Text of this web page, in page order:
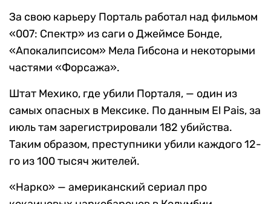
За свою карьеру Порталь работал над фильмом
«007: Спектр» из саги о Джеймсе Бонде,
«Апокалипсисом» Мела Гибсона и некоторыми
частями «Форсажа».
Штат Мехико, где убили Порталя, — один из
самых опасных в Мексике. По данным El Pais, за
июль там зарегистрировали 182 убийства.
Таким образом, преступники убили каждого 12-
го из 100 тысяч жителей.
«Нарко» — американский сериал про